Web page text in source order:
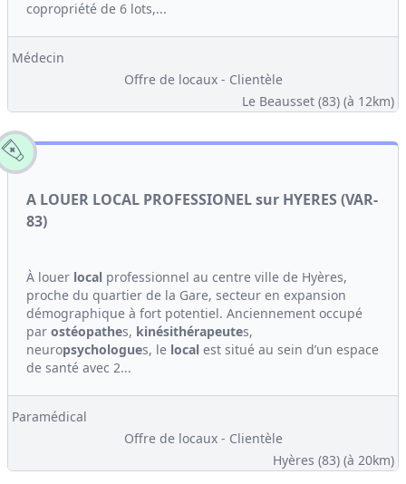
copropriété de 6 lots,...
Médecin
Offre de locaux - Clientèle
Le Beausset (83) (à 12km)
A LOUER LOCAL PROFESSIONEL sur HYERES (VAR-
83)
À louer local professionnel au centre ville de Hyères,
proche du quartier de la Gare, secteur en expansion
démographique à fort potentiel. Anciennement occupé
par ostéopathes, kinésithérapeutes,
neuropsychologues, le local est situé au sein d’un espace
de santé avec 2...
Paramédical
Offre de locaux - Clientèle
Hyères (83) (à 20km)